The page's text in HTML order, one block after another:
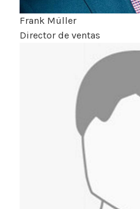
Frank Müller
Director de ventas